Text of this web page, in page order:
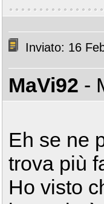
Inviato: 16
MaVi92 -
Eh se ne
trova più
Ho visto